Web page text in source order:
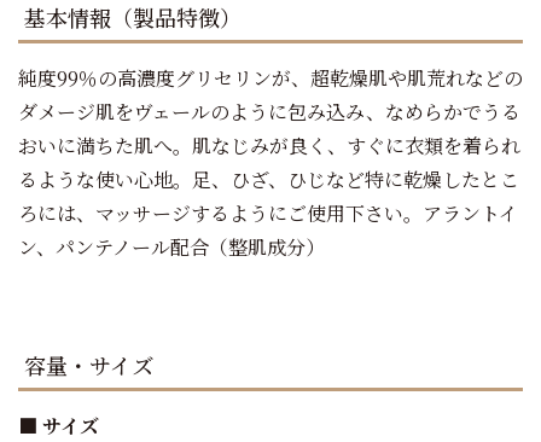
基本情報（製品特徴）
純度99％の高濃度グリセリンが、超乾燥肌や肌荒れなどの
ダメージ肌をヴェールのように包み込み、なめらかでうる
おいに満ちた肌へ。肌なじみが良く、すぐに衣類を着られ
るような使い心地。足、ひざ、ひじなど特に乾燥したとこ
ろには、マッサージするようにご使用下さい。アラントイ
ン、パンテノール配合（整肌成分）
容量・サイズ
■ サイズ